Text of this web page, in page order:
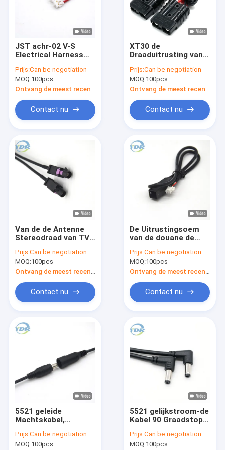
Huis
Producten
Ongeveer ons
Fabrieksreis
Contacteer ons
VR
De Uitrusting van de batterijdraad
LVDS-Vertoningskabel
Gelijkstroom-de Kabel van de Machtsadapter
JST achr-02 V-S
Electrical Harness
Schakelaar Rode
Zwarte
Prijs:Can be negotiation
MOQ:100pcs
Contact nu
XT30 de
Draaduitrusting van
schakelaarbatterij,
Anderson Ferrite
Core Wire
Prijs:Can be negotiation
MOQ:100pcs
Contact nu
Van de de Antenne
Stereodraad van TV
Uitrustings Dubbele
Band Dubbele
Bloedschande voor
VW
Prijs:Can be negotiation
MOQ:100pcs
Contact nu
De Uitrustingsoem
van de douane de
Kabel van
Voertuiggegevens
Prijs:Can be negotiation
MOQ:100pcs
Contact nu
5521 geleide
Machtskabel,
aan Vrouwelijke
Machtskabel 1M
Prijs:Can be negotiation
MOQ:100pcs
5521 gelijkstroom-de
Kabel 90 Graadstop
Machtsadapter
Draadlengte
Prijs:Can be negotiation
MOQ:100pcs